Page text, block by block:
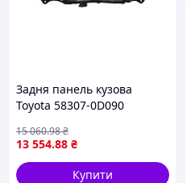
Задня панель кузова
Toyota 58307-0D090
13 554.88 ₴
15 060.98₴
Купити